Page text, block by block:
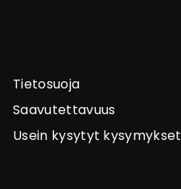
Tietosuoja
Saavutettavuus
Usein kysytyt kysymykset